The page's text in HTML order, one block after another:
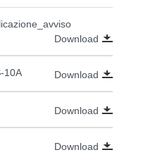
Download
10A Download
Download
Download